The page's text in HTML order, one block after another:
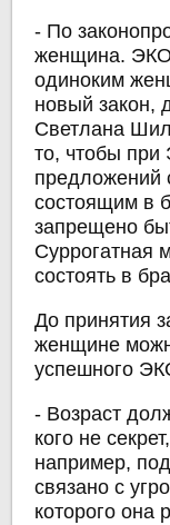
- По
женщина. ЭКО
одиноким
новый закон,
Светлана
то, чтобы
предложений
состоящим в
запрещено
Суррогатная
состоять в
До принятия
женщине
успешного
- Возраст
кого не
например,
связано с
которого она